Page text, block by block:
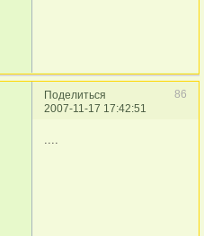
Поделиться
86
2007-11-17 17:42:51
....